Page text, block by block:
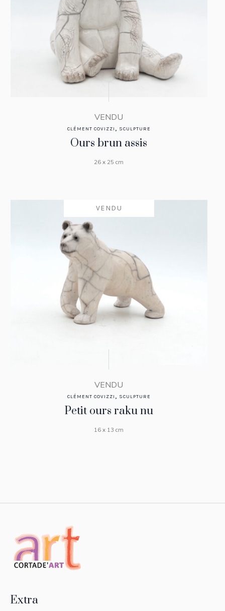
VENDU
CLÉMENT COVIZZI , SCULPTURE
Ours brun assis
26 x 25 cm
VENDU
VENDU
CLÉMENT COVIZZI , SCULPTURE
Petit ours raku nu
16 x 13 cm
Extra